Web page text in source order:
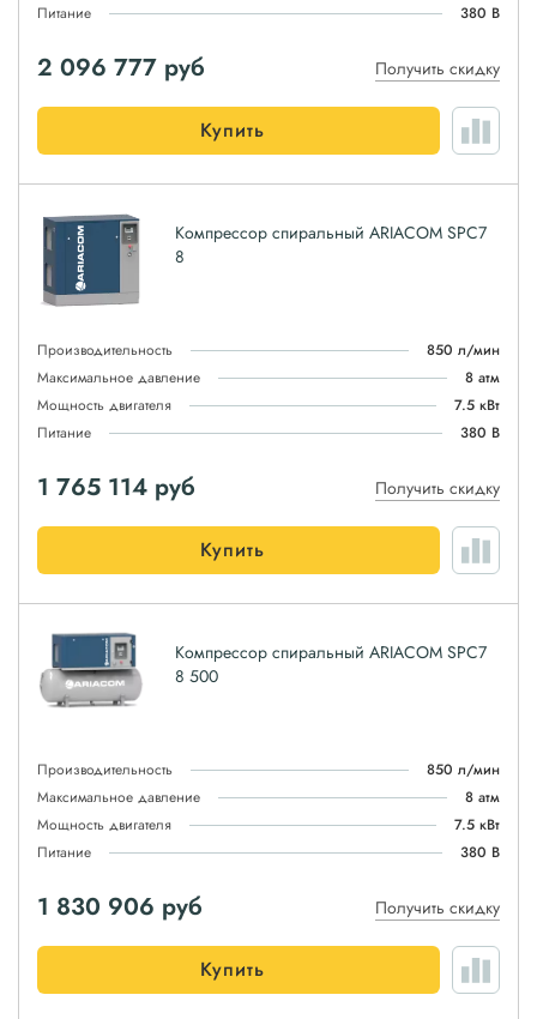
Питание
380 В
2 096 777 руб Получить скидку
Купить
Компрессор спиральный ARIACOM SPC7
8
Производительность
850 л/мин
Максимальное давление
8 атм
Мощность двигателя
7.5 кВт
Питание
380 В
1 765 114 руб Получить скидку
Купить
Компрессор спиральный ARIACOM SPC7
8 500
Производительность
850 л/мин
Максимальное давление
8 атм
Мощность двигателя
7.5 кВт
Питание
380 В
1 830 906 руб Получить скидку
Купить